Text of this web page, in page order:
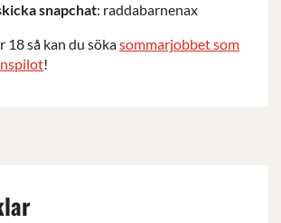
snapchat: raddabarnenax
18 så kan du sökasommarjobbet som
!